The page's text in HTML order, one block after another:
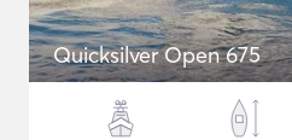
Quicksilver Open 675